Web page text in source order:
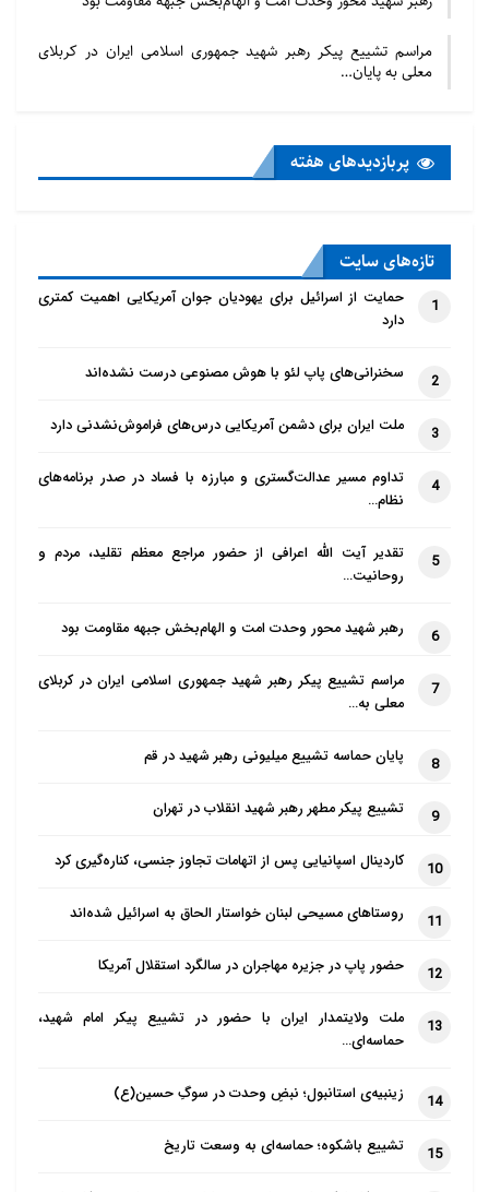
مراسم تشییع پیکر رهبر شهید جمهوری اسلامی ایران در کربلای
معلی به پایان…
پربازدید‌های هفته
تازه‌‌های سایت
1
حمایت از اسرائیل برای یهودیان جوان آمریکایی اهمیت کمتری
دارد
2 سخنرانی‌های پاپ لئو با هوش مصنوعی درست نشده‌اند
3 ملت ایران برای دشمن آمریکایی درس‌های فراموش‌نشدنی دارد
4
تداوم مسیر عدالت‌گستری و مبارزه با فساد در صدر برنامه‌های
نظام…
5
تقدیر آیت الله اعرافی از حضور مراجع معظم تقلید، مردم و
روحانیت…
6 رهبر شهید محور وحدت امت و الهام‌بخش جبهه مقاومت بود
7
مراسم تشییع پیکر رهبر شهید جمهوری اسلامی ایران در کربلای
معلی به…
8 پایان حماسه تشییع میلیونی رهبر شهید در قم
9 تشییع پیکر مطهر رهبر شهید انقلاب در تهران
10 کاردینال اسپانیایی پس از اتهامات تجاوز جنسی، کناره‌گیری کرد
11 روستاهای مسیحی لبنان خواستار الحاق به اسرائیل شده‌اند
12 حضور پاپ در جزیره مهاجران در سالگرد استقلال آمریکا
13
ملت ولایتمدار ایران با حضور در تشییع پیکر امام شهید،
حماسه‌ای…
14 زینبیه‌ی استانبول؛ نبضِ وحدت در سوگِ حسین(ع)
15 تشییع باشکوه؛ حماسه‌ای به وسعت تاریخ